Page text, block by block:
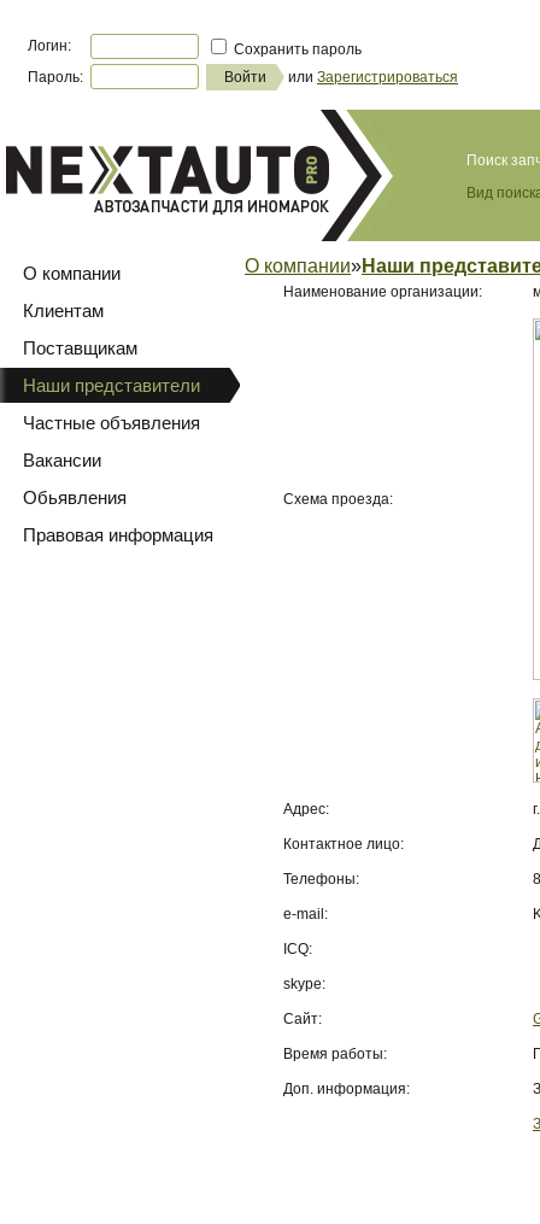
Логин:
Сохранить пароль
Пароль:
или Зарегистрироваться
Поиск
Вид
О компании
Клиентам
Поставщикам
Наши представители
Частные объявления
Вакансии
Обьявления
Правовая информация
О компании»Наши
Наименование организации:
Схема проезда:
Адрес:
Контактное лицо:
Телефоны:
e-mail:
ICQ:
skype:
Сайт:
Время работы:
Доп. информация: